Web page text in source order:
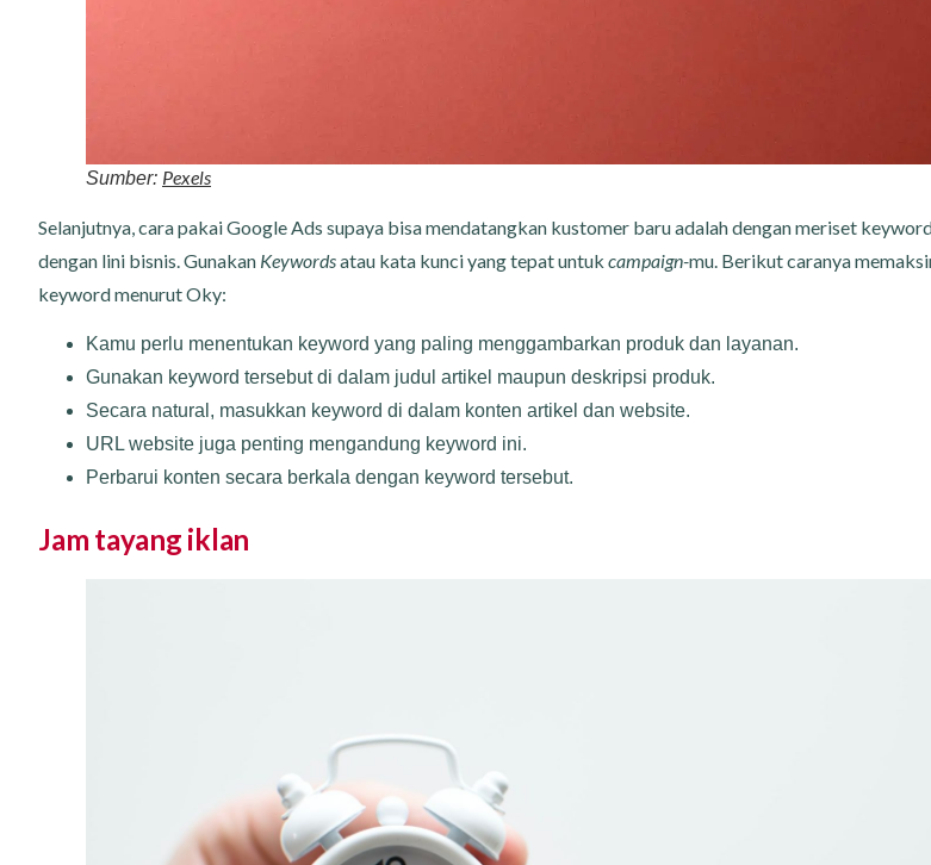
Sumber: Pexels
Selanjutnya, cara pakai Google Ads supaya bisa mendatangkan kustomer baru adalah dengan meriset
dengan lini bisnis. Gunakan Keywordsatau kata kunci yang tepat untuk campaign-mu. Berikut caranya
keyword menurut Oky:
Kamu perlu menentukan keyword yang paling menggambarkan produk dan layanan.
Gunakan keyword tersebut di dalam judul artikel maupun deskripsi produk.
Secara natural, masukkan keyword di dalam konten artikel dan website.
URL website juga penting mengandung keyword ini.
Perbarui konten secara berkala dengan keyword tersebut.
Jam tayang iklan